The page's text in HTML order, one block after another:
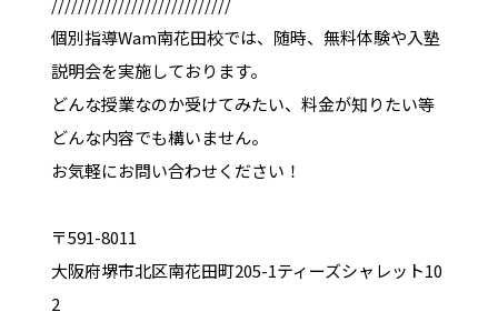
個別指導Wam南花田校では、随時、無料体験や入塾
説明会を実施しております。
どんな授業なのか受けてみたい、料金が知りたい等
どんな内容でも構いません。
お気軽にお問い合わせください！
〒591-8011
大阪府堺市北区南花田町205-1ティーズシャレット10
2